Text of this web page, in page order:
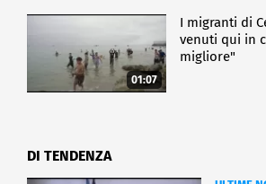
01:07
I migranti di
venuti qui in
migliore"
DI TENDENZA